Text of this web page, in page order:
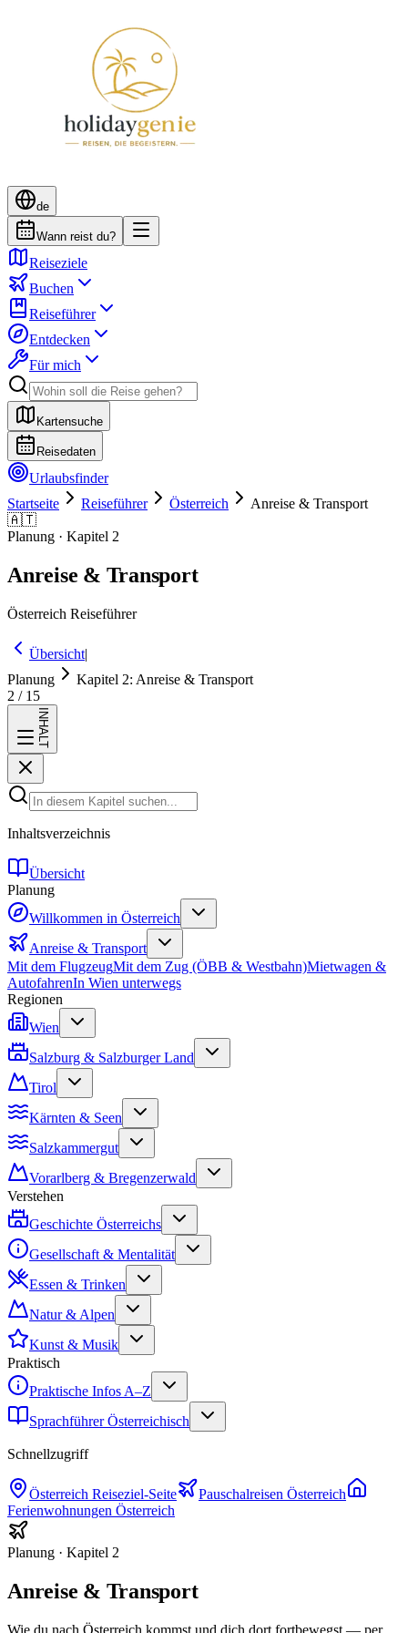
de
Wann reist du?
Reiseziele
Buchen
Reiseführer
Entdecken
Für mich
Kartensuche
Reisedaten
Urlaubsfinder
Startseite
Reiseführer Österreich
Anreise & Transport
🇦🇹
Planung · Kapitel 2
Anreise & Transport
Österreich Reiseführer
Übersicht|
Planung
Kapitel 2: Anreise & Transport
2 / 15
INHALT
Inhaltsverzeichnis
Übersicht
Planung
Willkommen in Österreich
Anreise & Transport
Mit dem FlugzeugMit dem Zug (ÖBB & Westbahn)Mietwagen &
AutofahrenIn Wien unterwegs
Regionen
Wien
Salzburg & Salzburger Land
Tirol
Kärnten & Seen
Salzkammergut
Vorarlberg & Bregenzerwald
Verstehen
Geschichte Österreichs
Gesellschaft & Mentalität
Essen & Trinken
Natur & Alpen
Kunst & Musik
Praktisch
Praktische Infos A–Z
Sprachführer Österreichisch
Schnellzugriff
Österreich Reiseziel-Seite Pauschalreisen Österreich
Ferienwohnungen Österreich
Planung · Kapitel 2
Anreise & Transport
Wie du nach Österreich kommst und dich dort fortbewegst — per